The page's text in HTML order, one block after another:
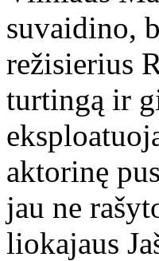
suvaidino,
režisierius
turtingą ir
aktorinę
jau ne
liokajaus